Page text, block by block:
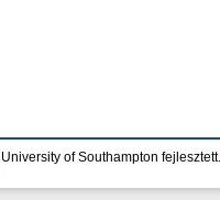
, University of Southampton fejlesztett.